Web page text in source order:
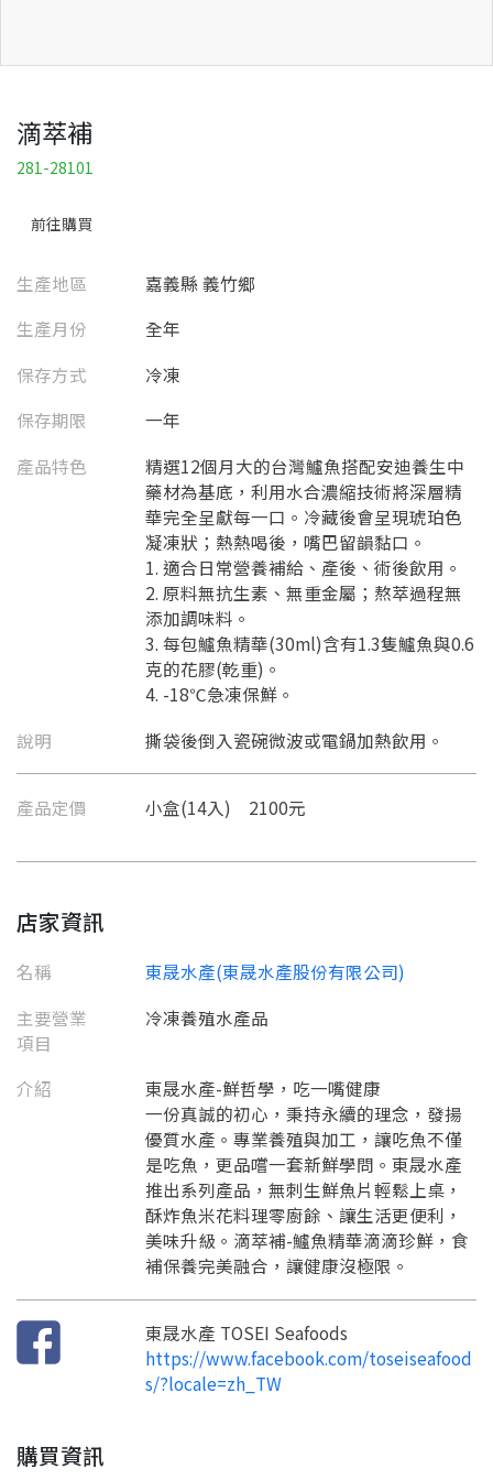
滴萃補
281-28101
前往購買
生產地區
嘉義縣 義竹鄉
生產月份
全年
保存方式
冷凍
保存期限
一年
產品特色
精選12個月大的台灣鱸魚搭配安迪養生中
藥材為基底，利用水合濃縮技術將深層精
華完全呈獻每一口。冷藏後會呈現琥珀色
凝凍狀；熱熱喝後，嘴巴留韻黏口。
1. 適合日常營養補給、產後、術後飲用。
2. 原料無抗生素、無重金屬；熬萃過程無
添加調味料。
3. 每包鱸魚精華(30ml)含有1.3隻鱸魚與0.6
克的花膠(乾重)。
4. -18℃急凍保鮮。
說明
撕袋後倒入瓷碗微波或電鍋加熱飲用。
產品定價 小盒(14入) 2100元
店家資訊
名稱
東晟水產(東晟水產股份有限公司)
主要營業
項目
冷凍養殖水產品
介紹
東晟水產-鮮哲學，吃一嘴健康
一份真誠的初心，秉持永續的理念，發揚
優質水產。專業養殖與加工，讓吃魚不僅
是吃魚，更品嚐一套新鮮學問。東晟水產
推出系列產品，無刺生鮮魚片輕鬆上桌，
酥炸魚米花料理零廚餘、讓生活更便利，
美味升級。滴萃補-鱸魚精華滴滴珍鮮，食
補保養完美融合，讓健康沒極限。
東晟水產 TOSEI Seafoods
https://www.facebook.com/toseiseafood
s/?locale=zh_TW
購買資訊
要註冊嗎？
嗨~這個 LINE 帳號還沒有註冊過，
只要驗證手機號碼就能完成註冊。
您要繼續嗎？
請加入LINE好友
請掃描或點擊 QR code
加入「嘉義優鮮」LINE 好友，
才能繼續註冊喔。
返回 繼續註冊
註冊完成
開始填寫申請資料吧~
填寫申請資料
訊息
確認
要申請新產品嗎？
要申請新產品嗎？
查看申請進度
如果你已經準備好了，
點擊「直接申請」按鈕開始填寫申請表。